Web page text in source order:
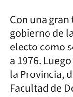
Con una
gobierno de
electo como
a 1976.
la Provincia,
Facultad de